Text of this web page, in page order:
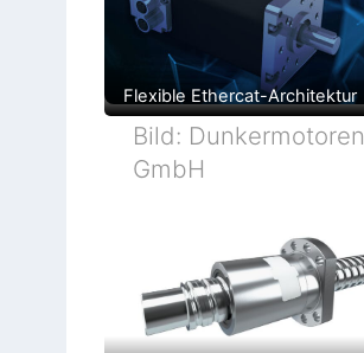
Flexible Ethercat-Architektur
Bild: Dunkermotoren
GmbH